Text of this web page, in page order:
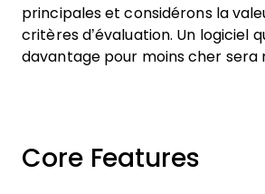
principales et considérons la
critères d’évaluation. Un logiciel
davantage pour moins cher sera
Core Features